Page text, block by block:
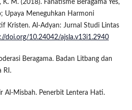
M. (2018). Fanatisme Beragama Yes,
Upaya Meneguhkan Harmoni
Kristen. Al-Adyan: Jurnal Studi Lintas
doi.org/10.24042/ajsla.v13i1.2940
Beragama. Badan Litbang dan
RI.
Al-Misbah. Penerbit Lentera Hati.